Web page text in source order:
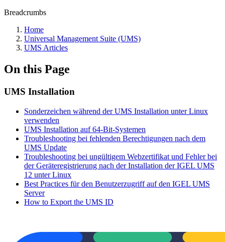
Breadcrumbs
Home
Universal Management Suite (UMS)
UMS Articles
On this Page
UMS Installation
Sonderzeichen während der UMS Installation unter Linux
verwenden
UMS Installation auf 64-Bit-Systemen
Troubleshooting bei fehlenden Berechtigungen nach dem
UMS Update
Troubleshooting bei ungültigem Webzertifikat und Fehler bei
der Geräteregistrierung nach der Installation der IGEL UMS
12 unter Linux
Best Practices für den Benutzerzugriff auf den IGEL UMS
Server
How to Export the UMS ID